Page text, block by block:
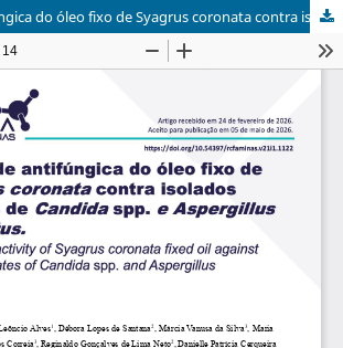
Atividade antifúngica do óleo fixo de Syagrus coronata contra isolados clínicos de Candida spp. e Aspergillus fumigatus.